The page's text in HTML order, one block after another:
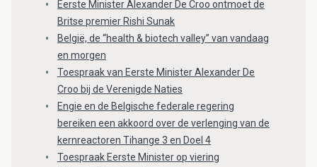
Eerste Minister Alexander De Croo ontmoet de
Britse premier Rishi Sunak
België, de “health & biotech valley” van vandaag
en morgen
Toespraak van Eerste Minister Alexander De
Croo bij de Verenigde Naties
Engie en de Belgische federale regering
bereiken een akkoord over de verlenging van de
kernreactoren Tihange 3 en Doel 4
Toespraak Eerste Minister op viering